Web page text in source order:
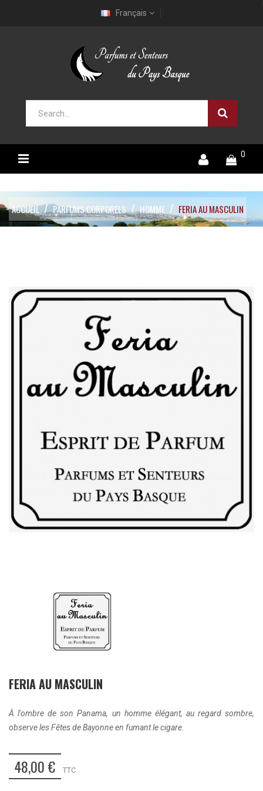
Français
0
ACCUEIL PARFUMS CORPORELS HOMME FERIA AU MASCULIN
FERIA AU MASCULIN
À l'ombre de son Panama, un homme élégant, au regard sombre,
observe les Fêtes de Bayonne en fumant le cigare.
48,00 € TTC